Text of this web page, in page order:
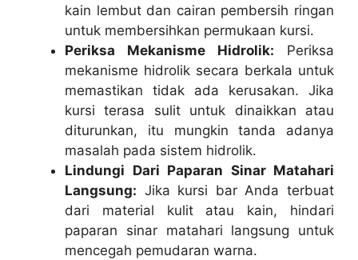
kain lembut dan cairan pembersih ringan
untuk membersihkan permukaan kursi.
Periksa Mekanisme Hidrolik: Periksa
mekanisme hidrolik secara berkala untuk
memastikan tidak ada kerusakan. Jika
kursi terasa sulit untuk dinaikkan atau
diturunkan, itu mungkin tanda adanya
masalah pada sistem hidrolik.
Lindungi Dari Paparan Sinar Matahari
Langsung: Jika kursi bar Anda terbuat
dari material kulit atau kain, hindari
paparan sinar matahari langsung untuk
mencegah pemudaran warna.